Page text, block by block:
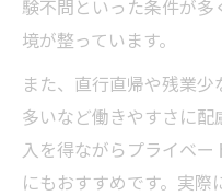
験不問といった条件が
境が整っています。
また、直行直帰や残業
多いなど働きやすさに
入を得ながらプライベ
にもおすすめです。実